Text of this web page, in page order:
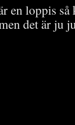
en loppis
det är ju